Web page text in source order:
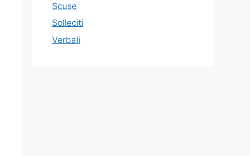
Scuse
Solleciti
Verbali